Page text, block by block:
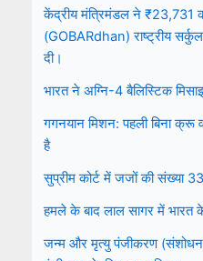
केंद्रीय मंत्रिमंडल ने ₹23,731
(GOBARdhan) राष्ट्रीय
दी।
भारत ने अग्नि-4 बैलिस्टिक
गगनयान मिशन: पहली बिना
है
सुप्रीम कोर्ट में जजों की संख्या
हमले के बाद लाल सागर में भारत
जन्म और मृत्यु पंजीकरण